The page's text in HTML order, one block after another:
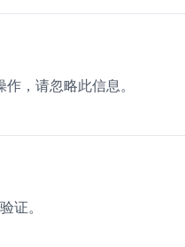
，请忽略此信息。
证。